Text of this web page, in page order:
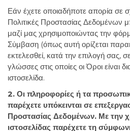
Εάν έχετε οποιαδήποτε απορία σε
Πολιτικές Προστασίας Δεδομένων
μαζί μας χρησιμοποιώντας την
Σύμβαση (όπως αυτή ορίζεται
εκτελεσθεί, κατά την επιλογή σας,
γλώσσες στις οποίες οι Όροι είναι
ιστοσελίδα.
2. Οι πληροφορίες ή τα
παρέχετε υπόκεινται σε
Προστασίας Δεδομένων. Με την
ιστοσελίδας παρέχετε τη